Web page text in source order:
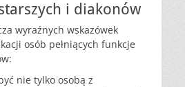
i diakonów
wyraźnych wskazówek
osób pełniących funkcje
nie tylko osobą z